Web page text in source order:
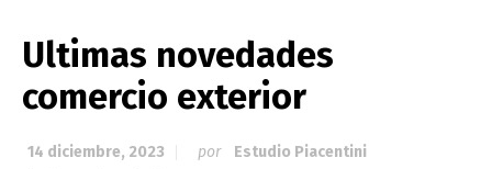
Ultimas novedades
comercio exterior
14 diciembre, 2023 por
Estudio Piacentini